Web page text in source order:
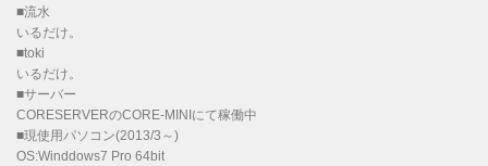
■流水
いるだけ。
■toki
いるだけ。
■サーバー
CORESERVERのCORE-MINIにて稼働中
■現使用パソコン(2013/3～)
OS:Winddows7 Pro 64bit